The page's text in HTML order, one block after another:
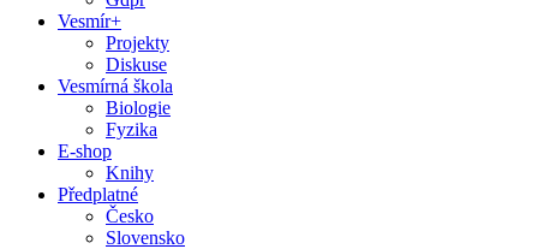
Vesmír+
Projekty
Diskuse
Vesmírná škola
Biologie
Fyzika
E-shop
Knihy
Předplatné
Česko
Slovensko